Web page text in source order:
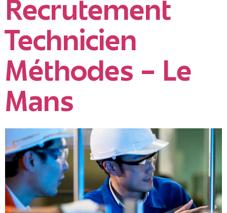
Recrutement
Technicien
Méthodes – Le
Mans